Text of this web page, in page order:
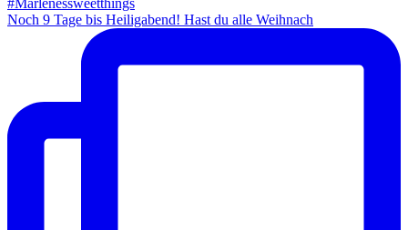
Noch 9 Tage bis Heiligabend! Hast du alle Weihnach